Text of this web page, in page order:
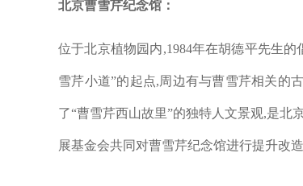
北京曹雪芹纪念馆：
位于北京植物园内,1984年在胡德平先生的
雪芹小道”的起点,周边有与曹雪芹相关的
了“曹雪芹西山故里”的独特人文景观,是北
展基金会共同对曹雪芹纪念馆进行提升改造